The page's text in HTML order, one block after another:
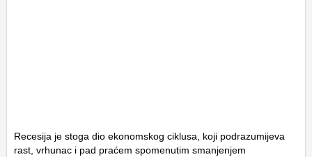
Recesija je stoga dio ekonomskog ciklusa, koji podrazumijeva
rast, vrhunac i pad praćem spomenutim smanjenjem